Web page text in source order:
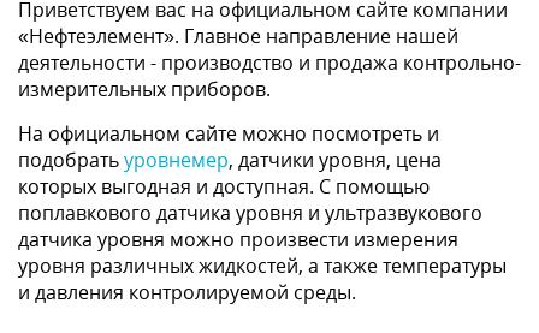
Приветствуем вас на официальном сайте компании
«Нефтеэлемент». Главное направление нашей
деятельности - производство и продажа контрольно-
измерительных приборов.
На официальном сайте можно посмотреть и
подобратьуровнемер, датчики уровня, цена
которых выгодная и доступная. С помощью
поплавкового датчика уровня и ультразвукового
датчика уровня можно произвести измерения
уровня различных жидкостей, а также температуры
и давления контролируемой среды.